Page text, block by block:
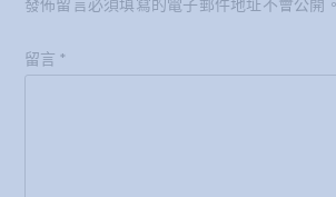
留言 *